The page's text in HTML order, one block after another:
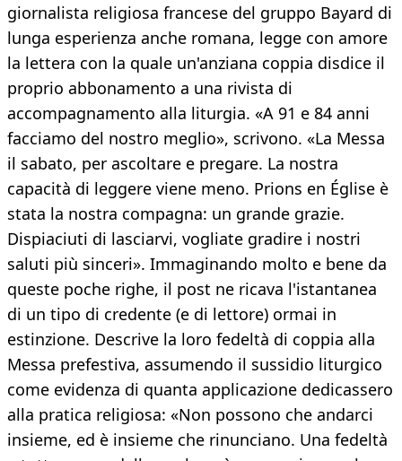
giornalista religiosa francese del gruppo Bayard di
lunga esperienza anche romana, legge con amore
la lettera con la quale un'anziana coppia disdice il
proprio abbonamento a una rivista di
accompagnamento alla liturgia. «A 91 e 84 anni
facciamo del nostro meglio», scrivono. «La Messa
il sabato, per ascoltare e pregare. La nostra
capacità di leggere viene meno. Prions en Église è
stata la nostra compagna: un grande grazie.
Dispiaciuti di lasciarvi, vogliate gradire i nostri
saluti più sinceri». Immaginando molto e bene da
queste poche righe, il post ne ricava l'istantanea
di un tipo di credente (e di lettore) ormai in
estinzione. Descrive la loro fedeltà di coppia alla
Messa prefestiva, assumendo il sussidio liturgico
come evidenza di quanta applicazione dedicassero
alla pratica religiosa: «Non possono che andarci
insieme, ed è insieme che rinunciano. Una fedeltà